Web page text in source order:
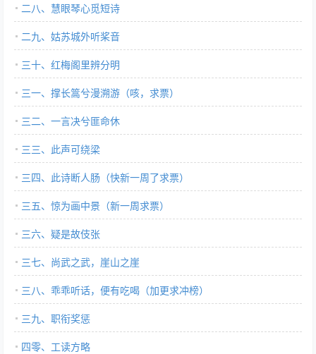
二八、慧眼琴心觅短诗
二九、姑苏城外听桨音
三十、红梅阁里辨分明
三一、撑长篙兮漫溯游（咳，求票）
三二、一言决兮匪命休
三三、此声可绕梁
三四、此诗断人肠（快新一周了求票）
三五、惊为画中景（新一周求票）
三六、疑是故伎张
三七、尚武之武，崖山之崖
三八、乖乖听话，便有吃喝（加更求冲榜）
三九、职衔奖惩
四零、工读方略